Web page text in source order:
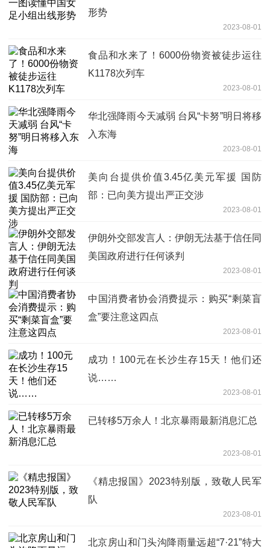
形势
2023-08-01
食品和水来了！6000份物资被徒步运往
K1178次列车
2023-08-01
华北强降雨今天减弱 台风“卡努”明日将移
入东海
2023-08-01
美向台提供价值3.45亿美元军援 国防
部：已向美方提出严正交涉
2023-08-01
伊朗外交部发言人：伊朗无法基于信任同
美国政府进行任何谈判
2023-08-01
中国消费者协会消费提示：购买“剩菜盲
盒”要注意这四点
2023-08-01
成功！100元在长沙生存15天！他们还
说……
2023-08-01
已转移5万余人！北京暴雨最新消息汇总
2023-08-01
《精忠报国》2023特别版，致敬人民军
队
2023-08-01
北京房山和门头沟降雨量远超“7·21”特大